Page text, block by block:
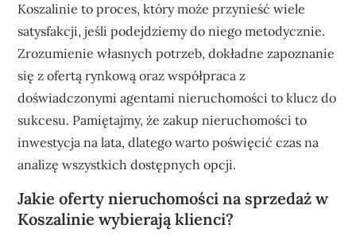
Koszalinie to proces, który może przynieść wiele
satysfakcji, jeśli podejdziemy do niego metodycznie.
Zrozumienie własnych potrzeb, dokładne zapoznanie
się z ofertą rynkową oraz współpraca z
doświadczonymi agentami nieruchomości to klucz do
sukcesu. Pamiętajmy, że zakup nieruchomości to
inwestycja na lata, dlatego warto poświęcić czas na
analizę wszystkich dostępnych opcji.
Jakie oferty nieruchomości na sprzedaż w
Koszalinie wybierają klienci?